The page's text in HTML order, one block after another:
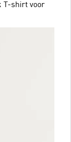
T-shirt voor